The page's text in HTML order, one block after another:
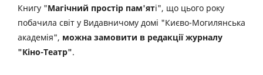
Книгу "Магічний простір пам'яті", що цього року
побачила світ у Видавничому домі "Києво-Могилянська
академія", можна замовити в редакції журналу
"Кіно-Театр".